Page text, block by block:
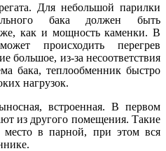
Для небольшой парилки
бака должен быть
как и мощность каменки. В
происходить перегрев
большое, из-за несоответствия
бака, теплообменник быстро
нагрузок.
встроенная. В первом
из другого помещения. Такие
место в парной, при этом вся